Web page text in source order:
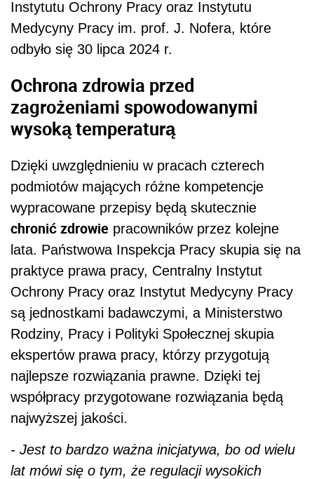
Instytutu Ochrony Pracy oraz Instytutu
Medycyny Pracy im. prof. J. Nofera, które
odbyło się 30 lipca 2024 r.
Ochrona zdrowia przed
zagrożeniami spowodowanymi
wysoką temperaturą
Dzięki uwzględnieniu w pracach czterech
podmiotów mających różne kompetencje
wypracowane przepisy będą skutecznie
chronić zdrowie pracowników przez kolejne
lata. Państwowa Inspekcja Pracy skupia się na
praktyce prawa pracy, Centralny Instytut
Ochrony Pracy oraz Instytut Medycyny Pracy
są jednostkami badawczymi, a Ministerstwo
Rodziny, Pracy i Polityki Społecznej skupia
ekspertów prawa pracy, którzy przygotują
najlepsze rozwiązania prawne. Dzięki tej
współpracy przygotowane rozwiązania będą
najwyższej jakości.
- Jest to bardzo ważna inicjatywa, bo od wielu
lat mówi się o tym, że regulacji wysokich